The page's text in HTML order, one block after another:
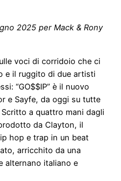
2025 per Mack & Rony
voci di corridoio che ci
e il ruggito di due artisti
“GO$$IP” è il nuovo
e Sayfe, da oggi su tutte
a quattro mani dagli
da Clayton, il
hop e trap in un beat
arricchito da una
alternano italiano e